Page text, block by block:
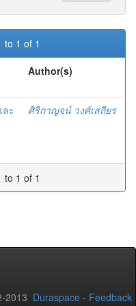
to 1 of 1
Author(s)
ะ
ศิริกาญจน์ วงศ์เสถียร
to 1 of 1
2013 Duraspace - Feedback